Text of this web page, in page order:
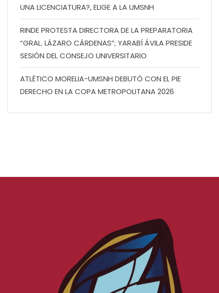
UNA LICENCIATURA?, ELIGE A LA UMSNH
RINDE PROTESTA DIRECTORA DE LA PREPARATORIA
“GRAL. LÁZARO CÁRDENAS”; YARABÍ ÁVILA PRESIDE
SESIÓN DEL CONSEJO UNIVERSITARIO
ATLÉTICO MORELIA-UMSNH DEBUTÓ CON EL PIE
DERECHO EN LA COPA METROPOLITANA 2026